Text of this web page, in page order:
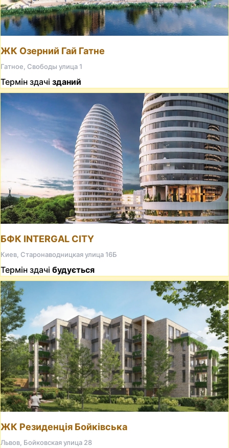
ЖК Озерний Гай Гатне
Гатное, Свободы улица 1
Термін здачі зданий
БФК INTERGAL CITY
Киев, Старонаводницкая улица 16Б
Термін здачі будується
ЖК Резиденція Бойківська
Львов, Бойковская улица 28